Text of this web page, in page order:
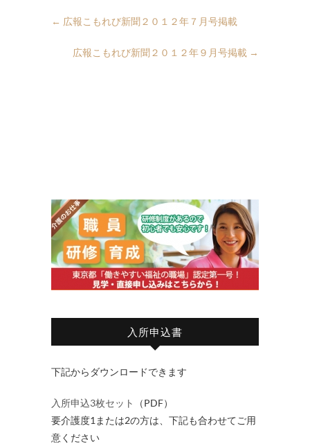
← 広報こもれび新聞２０１２年７月号掲載
広報こもれび新聞２０１２年９月号掲載 →
入所申込書
下記からダウンロードできます
入所申込3枚セット
（PDF）
要介護度1または2の方は、下記も合わせてご用
意ください